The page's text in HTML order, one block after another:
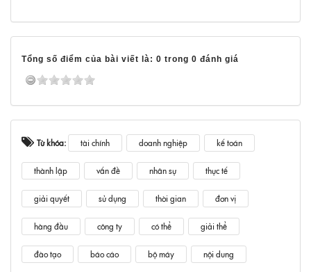
Tổng số điểm của bài viết là: 0 trong 0 đánh giá
Từ khóa: tài chính doanh nghiệp kế toán
thành lập vấn đề nhân sự thực tế
giải quyết sử dụng thời gian đơn vị
hàng đầu công ty có thể giải thể
đào tạo báo cáo bộ máy nội dung